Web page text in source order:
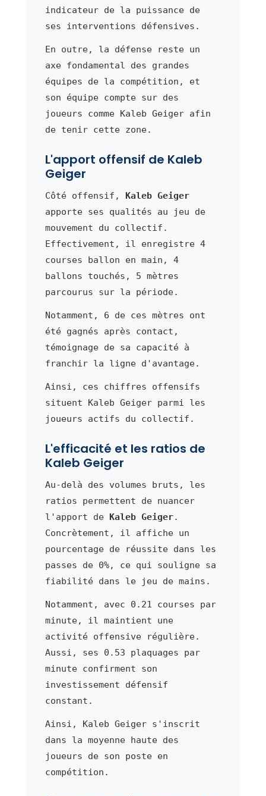
indicateur de la puissance de
ses interventions défensives.
En outre, la défense reste un
axe fondamental des grandes
équipes de la compétition, et
son équipe compte sur des
joueurs comme Kaleb Geiger afin
de tenir cette zone.
L'apport offensif de Kaleb
Geiger
Côté offensif, Kaleb Geiger
apporte ses qualités au jeu de
mouvement du collectif.
Effectivement, il enregistre 4
courses ballon en main, 4
ballons touchés, 5 mètres
parcourus sur la période.
Notamment, 6 de ces mètres ont
été gagnés après contact,
témoignage de sa capacité à
franchir la ligne d'avantage.
Ainsi, ces chiffres offensifs
situent Kaleb Geiger parmi les
joueurs actifs du collectif.
L'efficacité et les ratios de
Kaleb Geiger
Au-delà des volumes bruts, les
ratios permettent de nuancer
l'apport de Kaleb Geiger.
Concrètement, il affiche un
pourcentage de réussite dans les
passes de 0%, ce qui souligne sa
fiabilité dans le jeu de mains.
Notamment, avec 0.21 courses par
minute, il maintient une
activité offensive régulière.
Aussi, ses 0.53 plaquages par
minute confirment son
investissement défensif
constant.
Ainsi, Kaleb Geiger s'inscrit
dans la moyenne haute des
joueurs de son poste en
compétition.